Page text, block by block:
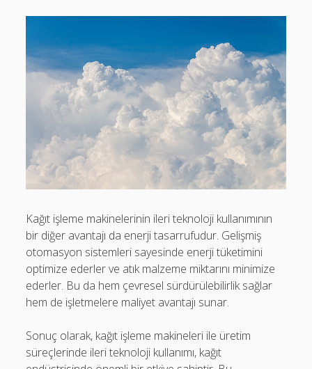
Kağıt işleme makinelerinin ileri teknoloji kullanımının
bir diğer avantajı da enerji tasarrufudur. Gelişmiş
otomasyon sistemleri sayesinde enerji tüketimini
optimize ederler ve atık malzeme miktarını minimize
ederler. Bu da hem çevresel sürdürülebilirlik sağlar
hem de işletmelere maliyet avantajı sunar.
Sonuç olarak, kağıt işleme makineleri ile üretim
süreçlerinde ileri teknoloji kullanımı, kağıt